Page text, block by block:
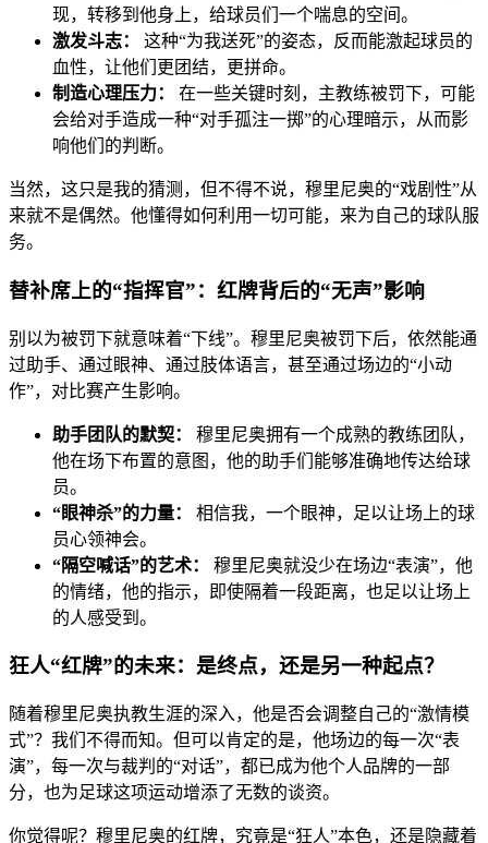
现，转移到他身上，给球员们一个喘息的空间。
激发斗志：
这种“为我送死”的姿态，反而能激起球员的
血性，让他们更团结，更拼命。
制造心理压力：
在一些关键时刻，主教练被罚下，可能
会给对手造成一种“对手孤注一掷”的心理暗示，从而影
响他们的判断。
当然，这只是我的猜测，但不得不说，穆里尼奥的“戏剧性”从
来就不是偶然。他懂得如何利用一切可能，来为自己的球队服
务。
替补席上的“指挥官”：红牌背后的“无声”影响
别以为被罚下就意味着“下线”。穆里尼奥被罚下后，依然能通
过助手、通过眼神、通过肢体语言，甚至通过场边的“小动
作”，对比赛产生影响。
助手团队的默契：
穆里尼奥拥有一个成熟的教练团队，
他在场下布置的意图，他的助手们能够准确地传达给球
员。
“眼神杀”的力量：
相信我，一个眼神，足以让场上的球
员心领神会。
“隔空喊话”的艺术：
穆里尼奥就没少在场边“表演”，他
的情绪，他的指示，即使隔着一段距离，也足以让场上
的人感受到。
狂人“红牌”的未来：是终点，还是另一种起点？
随着穆里尼奥执教生涯的深入，他是否会调整自己的“激情模
式”？我们不得而知。但可以肯定的是，他场边的每一次“表
演”，每一次与裁判的“对话”，都已成为他个人品牌的一部
分，也为足球这项运动增添了无数的谈资。
你觉得呢？穆里尼奥的红牌，究竟是“狂人”本色，还是隐藏着